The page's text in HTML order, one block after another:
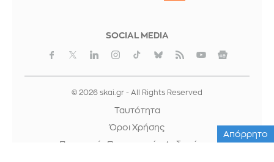
SOCIAL MEDIA
© 2026 skai.gr - All Rights Reserved
Ταυτότητα
Όροι Χρήσης
Προστασία Προσωπικών Δεδομένων
Απόρρητο